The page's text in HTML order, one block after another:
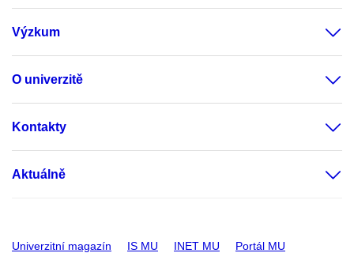
Výzkum
O univerzitě
Kontakty
Aktuálně
Univerzitní magazín IS MU INET MU Portál MU